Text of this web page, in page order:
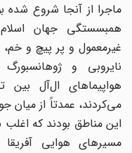
ماجرا از آنجا شروع شده
همبسستگی جهان اسلام
غیرمعمول و پر پیچ و خم،
نایروبی و ژوهانسبورگ
هواپیماهای ال‌آل بین
می‌کردند، عمدتاً از میان
این مناطق بودند که اغلب
مسیرهای هوایی آفریقا